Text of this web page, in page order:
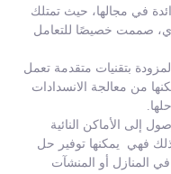
في مجالها، حيث تمتلك
صممت خصيصًا للتعامل
بتقنيات متقدمة تعمل
من معالجة الانسدادات
إلى الأماكن النائية
فهي يمكنها توفير حل
المنازل أو المنشآت